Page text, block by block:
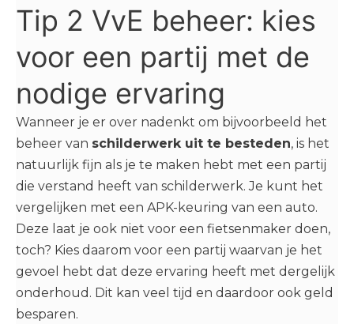
Tip 2 VvE beheer: kies
voor een partij met de
nodige ervaring
Wanneer je er over nadenkt om bijvoorbeeld het
beheer van schilderwerk uit te besteden, is het
natuurlijk fijn als je te maken hebt met een partij
die verstand heeft van schilderwerk. Je kunt het
vergelijken met een APK-keuring van een auto.
Deze laat je ook niet voor een fietsenmaker doen,
toch? Kies daarom voor een partij waarvan je het
gevoel hebt dat deze ervaring heeft met dergelijk
onderhoud. Dit kan veel tijd en daardoor ook geld
besparen.